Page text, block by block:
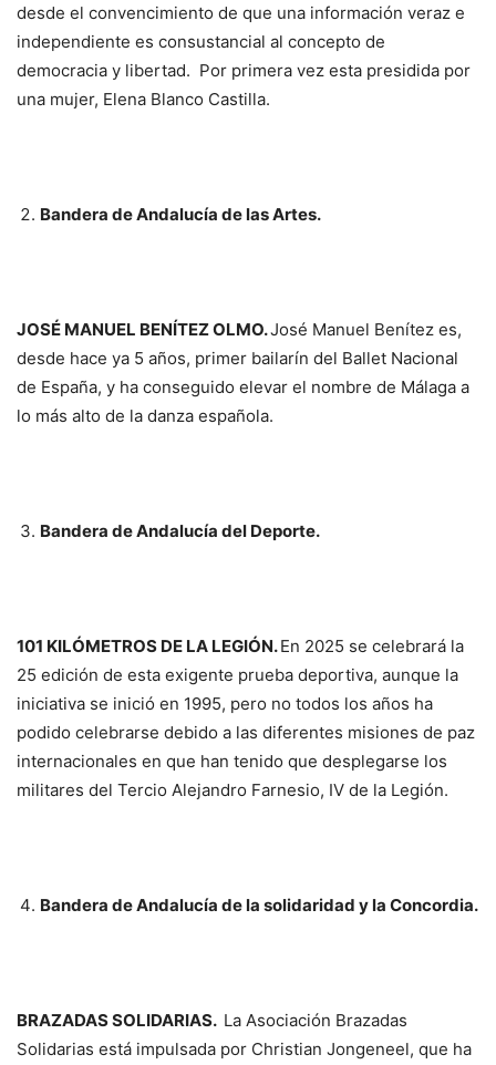
desde el convencimiento de que una información veraz e
independiente es consustancial al concepto de
democracia y libertad. Por primera vez esta presidida por
una mujer, Elena Blanco Castilla.
Bandera de Andalucía de las Artes.
JOSÉ MANUEL BENÍTEZ OLMO.José Manuel Benítez es,
desde hace ya 5 años, primer bailarín del Ballet Nacional
de España, y ha conseguido elevar el nombre de Málaga a
lo más alto de la danza española.
Bandera de Andalucía del Deporte.
101 KILÓMETROS DE LA LEGIÓN.En 2025 se celebrará la
25 edición de esta exigente prueba deportiva, aunque la
iniciativa se inició en 1995, pero no todos los años ha
podido celebrarse debido a las diferentes misiones de paz
internacionales en que han tenido que desplegarse los
militares del Tercio Alejandro Farnesio, IV de la Legión.
Bandera de Andalucía de la solidaridad y la Concordia.
BRAZADAS SOLIDARIAS. La Asociación Brazadas
Solidarias está impulsada por Christian Jongeneel, que ha